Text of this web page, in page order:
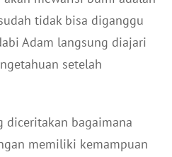
tidak bisa diganggu
Adam langsung diajari
setelah
diceritakan bagaimana
memiliki kemampuan